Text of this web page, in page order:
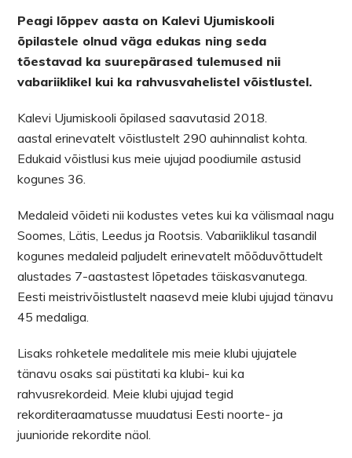
Peagi lõppev aasta on Kalevi Ujumiskooli
õpilastele olnud väga edukas ning seda
tõestavad ka suurepärased tulemused nii
vabariiklikel kui ka rahvusvahelistel võistlustel.
Kalevi Ujumiskooli õpilased saavutasid 2018.
aastal erinevatelt võistlustelt 290 auhinnalist kohta.
Edukaid võistlusi kus meie ujujad poodiumile astusid
kogunes 36.
Medaleid võideti nii kodustes vetes kui ka välismaal nagu
Soomes, Lätis, Leedus ja Rootsis. Vabariiklikul tasandil
kogunes medaleid paljudelt erinevatelt mõõduvõttudelt
alustades 7-aastastest lõpetades täiskasvanutega.
Eesti meistrivõistlustelt naasevd meie klubi ujujad tänavu
45 medaliga.
Lisaks rohketele medalitele mis meie klubi ujujatele
tänavu osaks sai püstitati ka klubi- kui ka
rahvusrekordeid. Meie klubi ujujad tegid
rekorditeraamatusse muudatusi Eesti noorte- ja
juunioride rekordite näol.